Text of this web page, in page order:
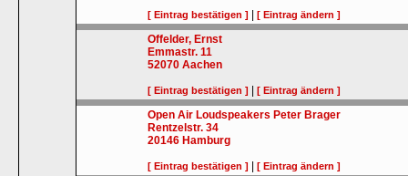
[ Eintrag bestätigen ] |[ Eintrag ändern ]
Offelder, Ernst
Emmastr. 11
52070 Aachen
[ Eintrag bestätigen ] |[ Eintrag ändern ]
Open Air Loudspeakers Peter Brager
Rentzelstr. 34
20146 Hamburg
[ Eintrag bestätigen ] |[ Eintrag ändern ]